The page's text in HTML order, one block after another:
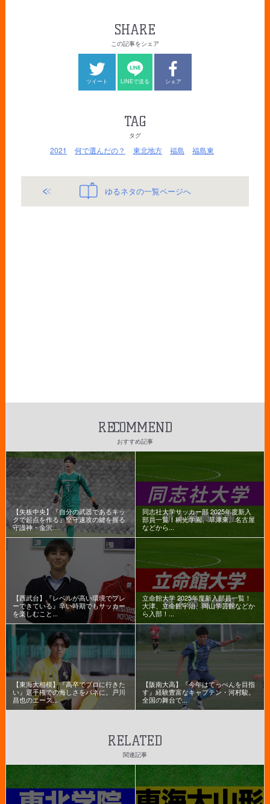
SHARE
この記事をシェア
ツイート LINEで送る シェア
TAG
タグ
2021 何で選んだの？ 東北地方 福島 福島東
ゆるネタの一覧ページへ
RECOMMEND
おすすめ記事
【矢板中央】『自分の武器であるキッ
クで起点を作る』堅守速攻の鍵を握る
守護神・金沢...
同志社大学サッカー部 2025年度新入
部員一覧！桐光学園、草津東、名古屋
などから...
【西武台】『レベルが高い環境でプレ
ーできている』辛い時期でもサッカー
を楽しむこと...
立命館大学 2025年度新入部員一覧！
大津、立命館宇治、岡山学芸館などか
ら入部！...
【東海大相模】『高卒でプロに行きた
い』選手権での悔しさをバネに。戸川
昌也のエース...
【阪南大高】『今年はてっぺんを目指
す』経験豊富なキャプテン・河村駿。
全国の舞台で...
RELATED
関連記事